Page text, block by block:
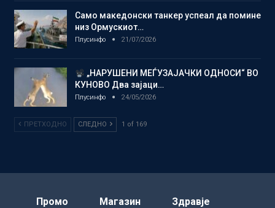
Само македонски танкер успеал да помине
низ Ормускиот…
Плусинфо 21/07/2026
„НАРУШЕНИ МЕЃУЗАЈАЧКИ ОДНОСИ“ ВО
КУНОВО Два зајаци…
Плусинфо 24/05/2026
ПРЕТХОДНО СЛЕДНО 1 of 169
Промо Магазин Здравје